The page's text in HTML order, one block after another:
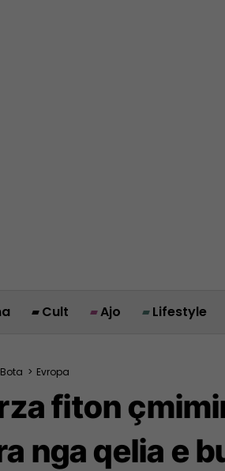
Cult Ajo Lifestyle
> Evropa
fiton
nga qelia e